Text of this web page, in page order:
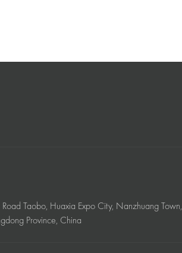
Taobo, Huaxia Expo City, Nanzhuang Town,
Province, China